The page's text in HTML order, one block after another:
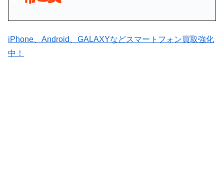
iPhone、Android、GALAXYなどスマートフォン買取強化
中！